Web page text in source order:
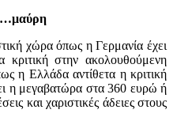
…μαύρη
χώρα όπως η Γερμανία έχει
κριτική στην ακολουθούμενη
η Ελλάδα αντίθετα η κριτική
η μεγαβατώρα στα 360 ευρώ ή
και χαριστικές άδειες στους